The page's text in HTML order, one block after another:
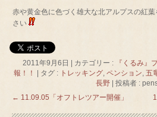
赤や黄金色に色づく雄大な北アルプスの紅葉
さい
2011年9月6日 カテゴリー : 『くるみ』
報！！
タグ : トレッキング, ペンション, 五
長野
投稿者 :
← 11.09.05「オフトレツアー開催」